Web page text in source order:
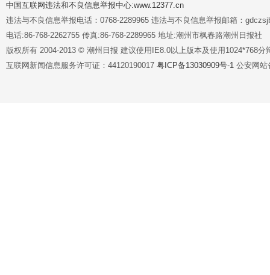
中国互联网违法和不良信息举报中心:www.12377.cn
违法与不良信息举报电话：0768-2289965 违法与不良信息举报邮箱：
电话:86-768-2262755 传真:86-768-2289965 地址:潮州市枫春路潮州日报社
版权所有 2004-2013 © 潮州日报 建议使用IE8.0以上版本及使用1024*768分
互联网新闻信息服务许可证：44120190017 粤ICP备13030909号-1 公安网站